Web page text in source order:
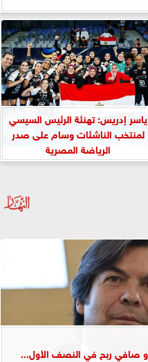
ياسر إدريس: تهنئة الرئيس السيسي
لمنتخب الناشئات وسام على صدر
الرياضة المصرية